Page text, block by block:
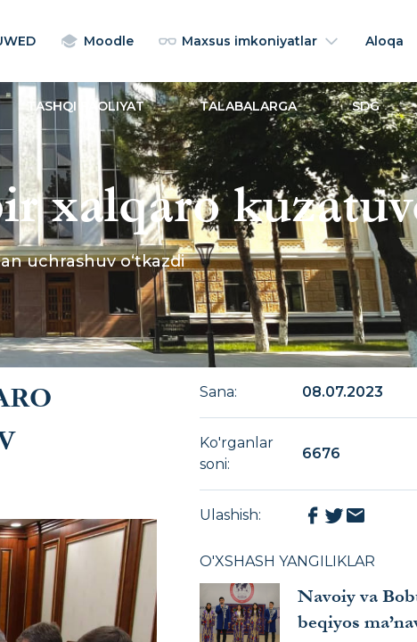
Moodle Maxsus imkoniyatlar Aloqa
TASHQI FAOLIYAT TALABALARGA SDG
xalqaro
uchrashuv o‘tkazdi
Sana: 08.07.2023
Ko'rganlar
soni:
6676
Ulashish:
O'XSHASH YANGILIKLAR
Navoiy va
beqiyos